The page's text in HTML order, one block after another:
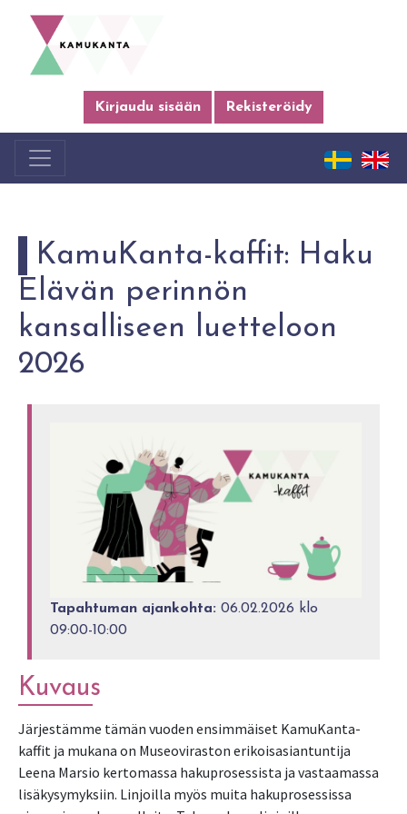
Kirjaudu sisään Rekisteröidy
KamuKanta-kaffit: Haku
Elävän perinnön
kansalliseen luetteloon
2026
Tapahtuman ajankohta: 06.02.2026 klo
09:00-10:00
Kuvaus
Järjestämme tämän vuoden ensimmäiset KamuKanta-
kaffit ja mukana on Museoviraston erikoisasiantuntija
Leena Marsio kertomassa hakuprosessista ja vastaamassa
lisäkysymyksiin. Linjoilla myös muita hakuprosessissa